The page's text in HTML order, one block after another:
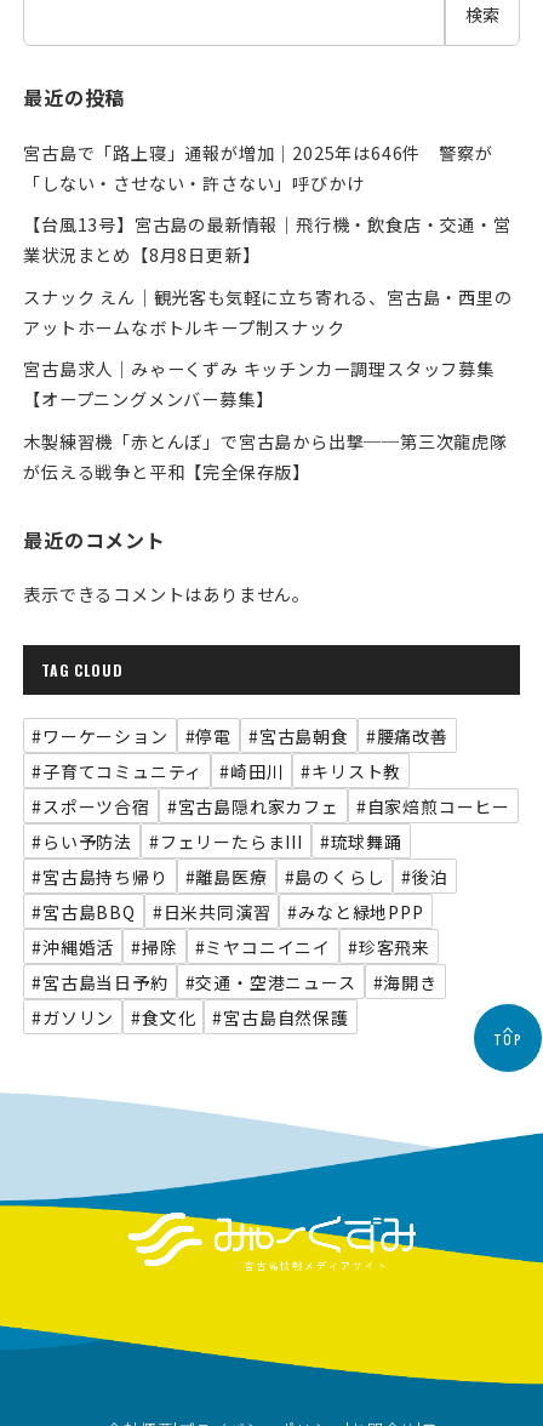
検索
最近の投稿
宮古島で「路上寝」通報が増加｜2025年は646件 警察が
「しない・させない・許さない」呼びかけ
【台風13号】宮古島の最新情報｜飛行機・飲食店・交通・営
業状況まとめ【8月8日更新】
スナック えん｜観光客も気軽に立ち寄れる、宮古島・西里の
アットホームなボトルキープ制スナック
宮古島求人｜みゃーくずみ キッチンカー調理スタッフ募集
【オープニングメンバー募集】
木製練習機「赤とんぼ」で宮古島から出撃──第三次龍虎隊
が伝える戦争と平和【完全保存版】
最近のコメント
表示できるコメントはありません。
TAG CLOUD
#ワーケーション #停電 #宮古島朝食
#腰痛改善
#子育てコミュニティ
#崎田川
#キリスト教
#スポーツ合宿
#宮古島隠れ家カフェ
#自家焙煎コーヒー
#らい予防法
#フェリーたらまIII
#琉球舞踊
#宮古島持ち帰り
#離島医療 #島のくらし
#後泊
#宮古島BBQ
#日米共同演習
#みなと緑地PPP
#沖縄婚活
#掃除 #ミヤコニイニイ
#珍客飛来
#宮古島当日予約
#交通・空港ニュース
#海開き
#ガソリン
#食文化 #宮古島自然保護
TOP